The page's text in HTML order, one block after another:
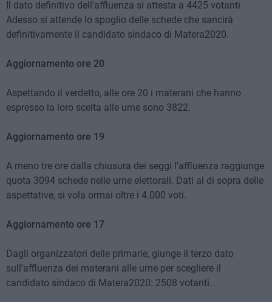
Il dato definitivo dell'affluenza si attesta a 4425 votanti.
Adesso si attende lo spoglio delle schede che sancirà
definitivamente il candidato sindaco di Matera2020.
Aggiornamento ore 20
Aspettando il verdetto, alle ore 20 i materani che hanno
espresso la loro scelta alle urne sono 3822.
Aggiornamento ore 19
A meno tre ore dalla chiusura dei seggi l'affluenza raggiunge
quota 3094 schede nelle urne elettorali. Dati al di sopra delle
aspettative, si vola ormai oltre i 4.000 voti.
Aggiornamento ore 17
Dagli organizzatori delle primarie, giunge il terzo dato
sull'affluenza dei materani alle urne per scegliere il
candidato sindaco di Matera2020: 2508 votanti.